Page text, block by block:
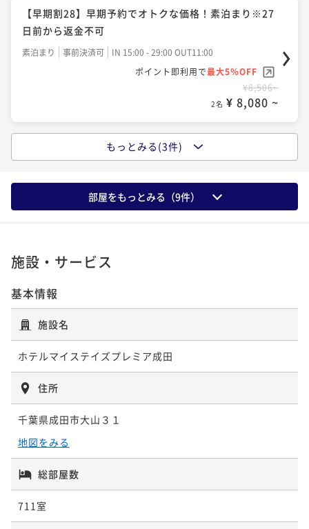
【ベストレート／朝食付】早期予約にも直前予約にも
おすすめ
朝食付き 現地決済可 事前決済可
IN 15:00 - 29:00 OUT11:00
ポイント即利用で 最大5％OFF
¥14,680~
¥ 13,946 ~
【早期割28】早期予約でオトクな価格！素泊まり※27
日前から返金不可
素泊まり 事前決済可
IN 15:00 - 29:00 OUT11:00
ポイント即利用で最大5％OFF
¥8,506~
2名 ¥ 8,080 ~
【ベストレート／素泊まり】早期・直前予約にもおす
現地決済可 事前決済可
IN 15:00 - 29:00 OUT11:00
ポイント即利用で最大5％OFF
【早期割28】早期予約でオトクな価格！朝食付き※27
日前から返金不可
朝食付き 事前決済可
ポイント即利用で
おすすめ
朝食付き 現地決済可
ポイント即利用で最大5％OFF
2名 ¥ 14,244 ~
もっとみる(3件)
部屋をもっとみる（9件）
施設・サービス
基本情報
施設名
ホテルマイステイズプレミア成田
住所
千葉県成田市大山３１
地図をみる
総部屋数
711室